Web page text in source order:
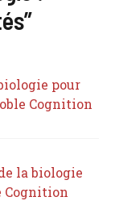
pour
Cognition
la biologie
Cognition